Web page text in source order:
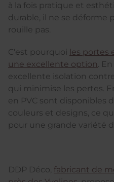
à la fois pratique et
durable, il ne se déforme
rouille pas.
C'est pourquoi
les portes
une excellente option.
excellente isolation
qui minimise les pertes.
en PVC sont disponibles
couleurs et designs, ce
pour une grande variété
DDP Déco, fabricant de